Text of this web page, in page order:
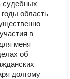
судебных
область
в
меня
об
долгому